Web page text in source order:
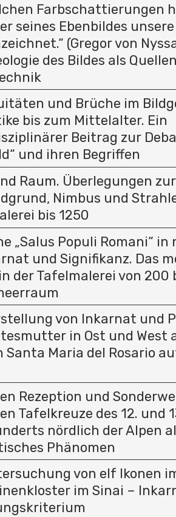
Farbschattierungen
seines Ebenbildes
(Gregor von
des Bildes als
und Brüche im
bis zum Mittelalter. Ein
Beitrag zur
und ihren Begriffen
Raum. Überlegungen
Nimbus und
bis 1250
„Salus Populi Romani“
und Signifikanz. Das
der Tafelmalerei von 200
von Inkarnat und
in Ost und West
Santa Maria del Rosario
Rezeption und
Tafelkreuze des 12. und
nördlich der Alpen
Phänomen
von elf Ikonen
im Sinai –